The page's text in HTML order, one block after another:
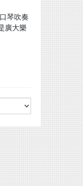
琴吹奏
廣大樂